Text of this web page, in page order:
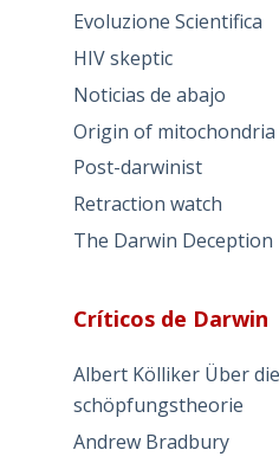
Evoluzione Scientifica
HIV skeptic
Noticias de abajo
Origin of mitochondria
Post-darwinist
Retraction watch
The Darwin Deception
Críticos de Darwin
Albert Kölliker Über
schöpfungstheorie
Andrew Bradbury